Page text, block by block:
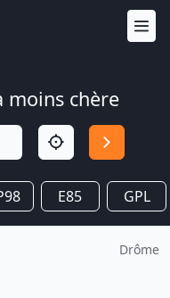
moins chère
E85 GPL
Drôme